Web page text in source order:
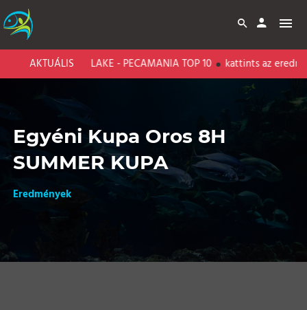
AKTUÁLIS
BARI CARP LAKE - PECAMANIA TOP 10 kattints az
Egyéni Kupa Oros 8H
SUMMER KUPA
Eredmények